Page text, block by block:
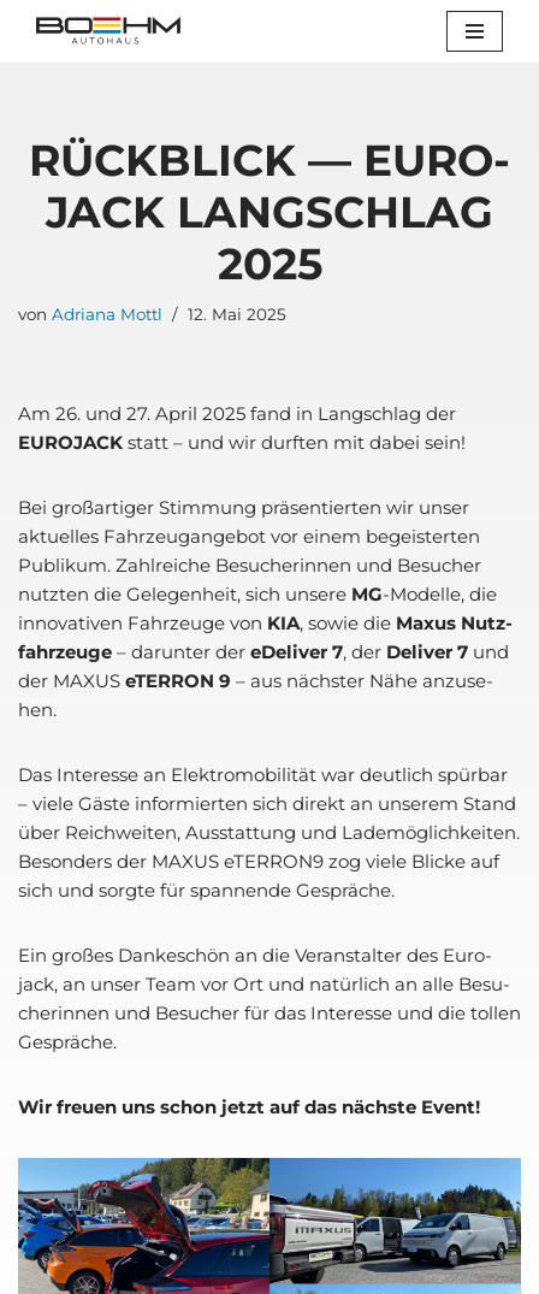
RÜCK­BLICK — EURO­
JACK LANG­SCHLAG
2025
von Adriana Mottl 12. Mai 2025
Am 26. und 27. April 2025 fand in Lang­schlag der
EURO­JACK statt – und wir durf­ten mit dabei sein!
Bei groß­ar­ti­ger Stim­mung prä­sen­tier­ten wir unser
aktu­el­les Fahr­zeug­an­ge­bot vor einem begeis­ter­ten
Publi­kum. Zahl­rei­che Besu­che­rin­nen und Besu­cher
nutz­ten die Gele­gen­heit, sich unse­re MG-Model­le, die
inno­va­ti­ven Fahr­zeu­ge von KIA, sowie die Maxus Nutz­
fahr­zeu­ge – dar­un­ter der eDeli­ver 7, der Deli­ver 7 und
der MAXUS eTER­RON 9 – aus nächs­ter Nähe anzu­se­
hen.
Das Inter­es­se an Elek­tro­mo­bi­li­tät war deut­lich spür­bar
– vie­le Gäs­te infor­mier­ten sich direkt an unse­rem Stand
über Reich­wei­ten, Aus­stat­tung und Lade­mög­lich­kei­ten.
Beson­ders der MAXUS eTERRON9 zog vie­le Bli­cke auf
sich und sorg­te für span­nen­de Gesprä­che.
Ein gro­ßes Dan­ke­schön an die Ver­an­stal­ter des Euro­
jack, an unser Team vor Ort und natür­lich an alle Besu­
che­rin­nen und Besu­cher für das Inter­es­se und die tol­len
Gesprä­che.
Wir freu­en uns schon jetzt auf das nächs­te Event!